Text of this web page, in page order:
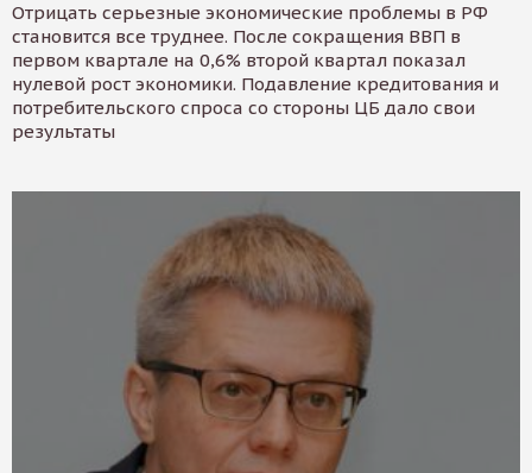
Отрицать серьезные экономические проблемы в РФ
становится все труднее. После сокращения ВВП в
первом квартале на 0,6% второй квартал показал
нулевой рост экономики. Подавление кредитования и
потребительского спроса со стороны ЦБ дало свои
результаты